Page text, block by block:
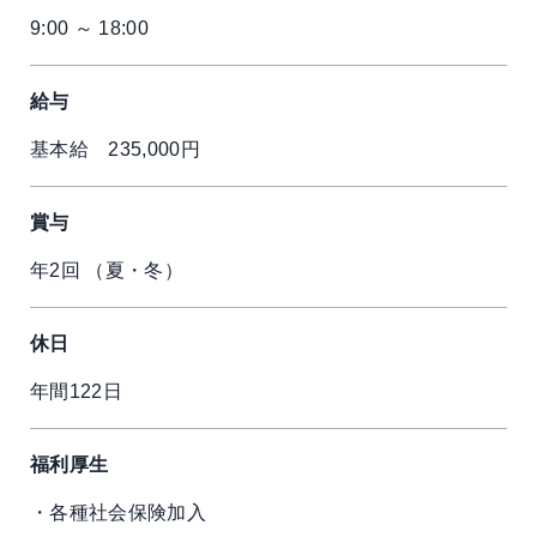
9:00 ～ 18:00
給与
基本給 235,000円
賞与
年2回 （夏・冬）
休日
年間122日
福利厚生
・各種社会保険加入